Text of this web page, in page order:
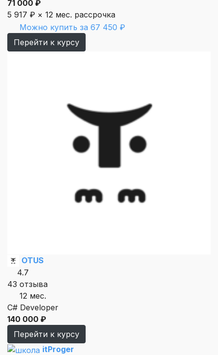
71 000 ₽
5 917 ₽ × 12 мес. рассрочка
Можно купить за 67 450 ₽
Перейти к курсу
OTUS
4.7
43 отзыва
12 мес.
C# Developer
140 000 ₽
Перейти к курсу
itProger